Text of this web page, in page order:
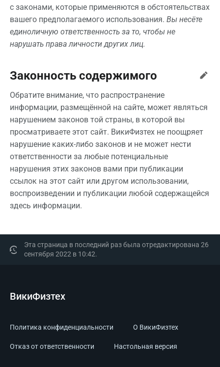
с законами, которые применяются в обстоятельствах
вашего предполагаемого использования. Вы несёте
единоличную ответственность за то, чтобы не
нарушать права личности других лиц.
Законность содержимого
Обратите внимание, что распространение
информации, размещённой на сайте, может являться
нарушением законов той страны, в которой вы
просматриваете этот сайт. ВикиФизтех не поощряет
нарушение каких-либо законов и не может нести
ответственности за любые потенциальные
нарушения этих законов вами при публикации
ссылок на этот сайт или другом использовании,
воспроизведении и публикации любой содержащейся
здесь информации.
Эта страница в последний раз была отредактирована 26
сентября 2022 в 10:42.
ВикиФизтех
Политика конфиденциальности О ВикиФизтех
Отказ от ответственности Настольная версия